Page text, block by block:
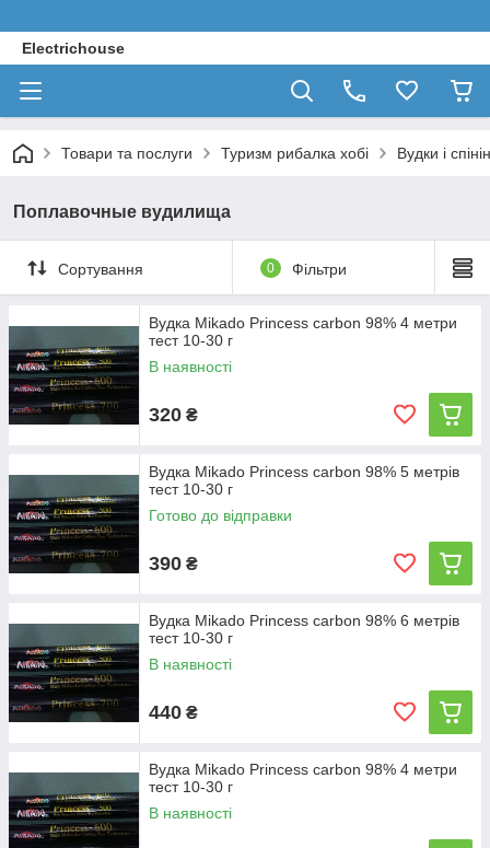
Electrichouse
Товари та послуги Туризм рибалка хобі Вудки і
Поплавочные вудилища
Сортування 0 Фільтри
Вудка Mikado Princess carbon 98% 4 метри
тест 10-30 г
В наявності
320 ₴
Вудка Mikado Princess carbon 98% 5 метрів
тест 10-30 г
Готово до відправки
390 ₴
Вудка Mikado Princess carbon 98% 6 метрів
тест 10-30 г
В наявності
440 ₴
Вудка Mikado Princess carbon 98% 4 метри
тест 10-30 г
В наявності